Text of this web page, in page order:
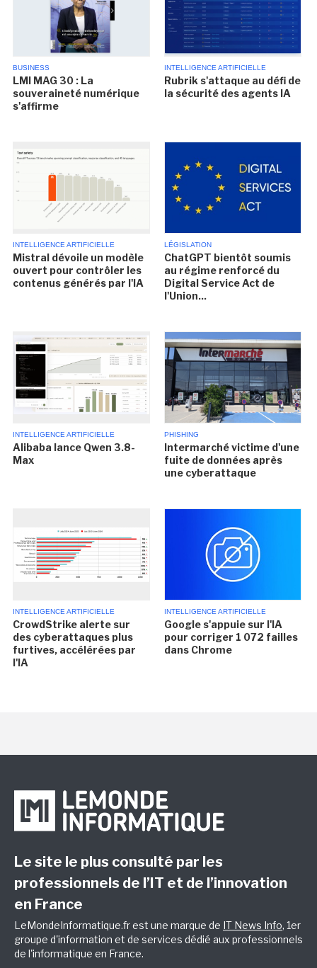
BUSINESS
LMI MAG 30 : La
souveraineté numérique
s'affirme
INTELLIGENCE ARTIFICIELLE
Rubrik s'attaque au défi de
la sécurité des agents IA
INTELLIGENCE ARTIFICIELLE
Mistral dévoile un modèle
ouvert pour contrôler les
contenus générés par l'IA
LÉGISLATION
ChatGPT bientôt soumis
au régime renforcé du
Digital Service Act de
l'Union...
INTELLIGENCE ARTIFICIELLE
Alibaba lance Qwen 3.8-
Max
PHISHING
Intermarché victime d'une
fuite de données après
une cyberattaque
INTELLIGENCE ARTIFICIELLE
CrowdStrike alerte sur
des cyberattaques plus
furtives, accélérées par
l'IA
INTELLIGENCE ARTIFICIELLE
Google s'appuie sur l'IA
pour corriger 1 072 failles
dans Chrome
Le site le plus consulté par les
professionnels de l’IT et de l’innovation
en France
LeMondeInformatique.fr est une marque de IT News Info, 1er
groupe d'information et de services dédié aux professionnels
de l'informatique en France.